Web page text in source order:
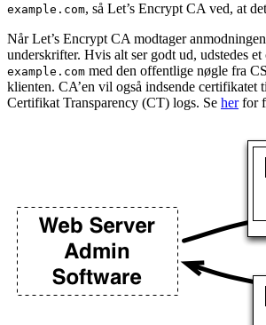
example.com, så Let’s Encrypt CA ved, at
Når Let’s Encrypt CA modtager
underskrifter. Hvis alt ser godt ud, udstedes
example.com med den offentlige nøgle fra
klienten. CA’en vil også indsende certifikatet
Certifikat Transparency (CT) logs. Se herfor